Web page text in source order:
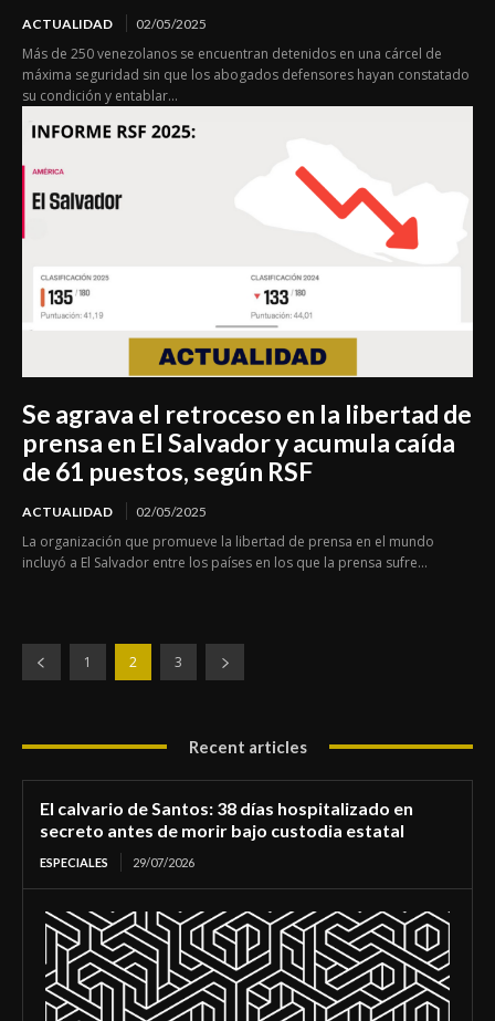
ACTUALIDAD 02/05/2025
Más de 250 venezolanos se encuentran detenidos en una cárcel de
máxima seguridad sin que los abogados defensores hayan constatado
su condición y entablar...
Se agrava el retroceso en la libertad de
prensa en El Salvador y acumula caída
de 61 puestos, según RSF
ACTUALIDAD 02/05/2025
La organización que promueve la libertad de prensa en el mundo
incluyó a El Salvador entre los países en los que la prensa sufre...
1 2 3
Recent articles
El calvario de Santos: 38 días hospitalizado en
secreto antes de morir bajo custodia estatal
ESPECIALES 29/07/2026